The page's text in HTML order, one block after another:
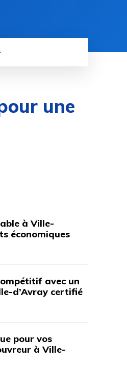
une
à Ville-
économiques
avec un
d’Avray certifié
pour vos
à Ville-